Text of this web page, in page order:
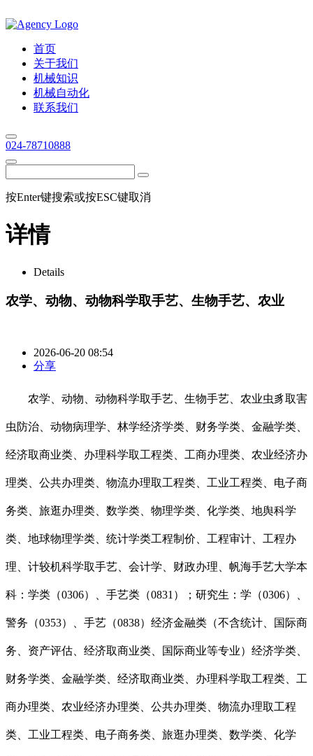
首页
关于我们
机械知识
机械自动化
联系我们
024-78710888
按Enter键搜索或按ESC键取消
详情
Details
农学、动物、动物科学取手艺、生物手艺、农业
2026-06-20 08:54
分享
农学、动物、动物科学取手艺、生物手艺、农业虫豸取害
虫防治、动物病理学、林学经济学类、财务学类、金融学类、
经济取商业类、办理科学取工程类、工商办理类、农业经济办
理类、公共办理类、物流办理取工程类、工业工程类、电子商
务类、旅逛办理类、数学类、物理学类、化学类、地舆科学
类、地球物理学类、统计学类工程制价、工程审计、工程办
理、计较机科学取手艺、会计学、财政办理、帆海手艺大学本
科：学类（0306）、手艺类（0831）；研究生：学（0306）、
警务（0353）、手艺（0838）经济金融类（不含统计、国际商
务、资产评估、经济取商业类、国际商业等专业）经济学类、
财务学类、金融学类、经济取商业类、办理科学取工程类、工
商办理类、农业经济办理类、公共办理类、物流办理取工程
类、工业工程类、电子商务类、旅逛办理类、数学类、化学